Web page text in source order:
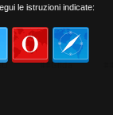
##Gilda
le istruzioni indicate: